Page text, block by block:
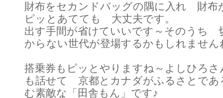
財布をセカンドバッグの隅に入れ 財布
ピッとあてても 大丈夫です。
出す手間が省けていいです～そのうち
からない世代が登場するかもしれません
搭乗券もピッとやりますね～よしひろさ
も話せて 京都とカナダがふるさとで
む素敵な「田舎もん」です♪